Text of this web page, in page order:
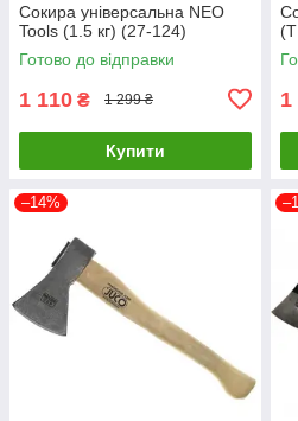
Сокира універсальна NEO
Tools (1.5 кг) (27-124)
Готово до відправки
1 110 ₴ 1 299 ₴
Купити
1
–14%